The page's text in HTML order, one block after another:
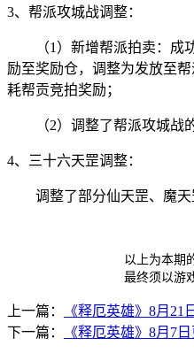
3、帮派攻城战调整：
（1）新增帮派拍卖：
励至奖励仓，调整为发放至
耗帮贡竞拍奖励；
（2）调整了帮派攻城战
4、三十六天罡调整：
调整了部分仙天罡、魔天
以上为本期
最终须以游
上一篇：
《释厄英雄》8月21
下一篇：
《释厄英雄》8月7